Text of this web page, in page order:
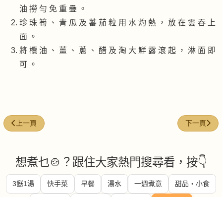
油 撈 勻 免 重 疊 。
珍 珠 筍 、 青 瓜 及 蕃 茄 粒 用 水 灼 熱 ， 放 在 雲 吞 上
面 。
將 欖 油 、 薑 、 蔥 、 醋 及 淘 大 鮮 露 滾 起 ， 淋 面 即
可 。
上一篇文章: 杏香露筍雞柳
上一頁 下一篇文章
下一頁
想煮乜🍲？跟住大家熱門搜尋看，按👇
3餸1湯 快手菜 早餐 湯水 一週煮意 甜品・小食